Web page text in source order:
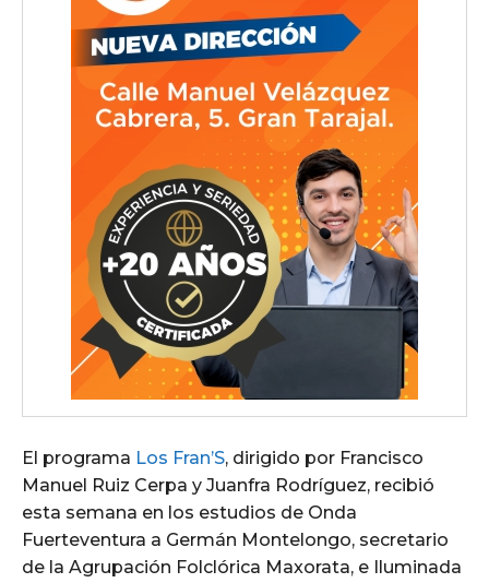
El programa Los Fran’S, dirigido por Francisco
Manuel Ruiz Cerpa y Juanfra Rodríguez, recibió
esta semana en los estudios de Onda
Fuerteventura a Germán Montelongo, secretario
de la Agrupación Folclórica Maxorata, e Iluminada